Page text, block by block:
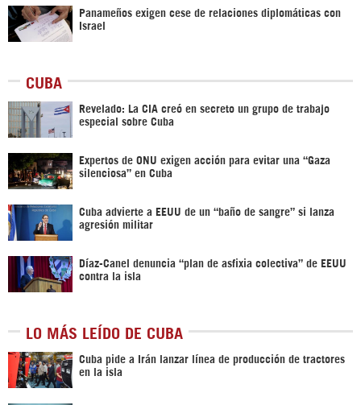
Panameños exigen cese de relaciones diplomáticas con
Israel
CUBA
Revelado: La CIA creó en secreto un grupo de trabajo
especial sobre Cuba
Expertos de ONU exigen acción para evitar una “Gaza
silenciosa” en Cuba
Cuba advierte a EEUU de un “baño de sangre” si lanza
agresión militar
Díaz-Canel denuncia “plan de asfixia colectiva” de EEUU
contra la isla
LO MÁS LEÍDO DE CUBA
Cuba pide a Irán lanzar línea de producción de tractores
en la isla